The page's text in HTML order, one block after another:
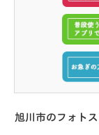
旭川市のフォト